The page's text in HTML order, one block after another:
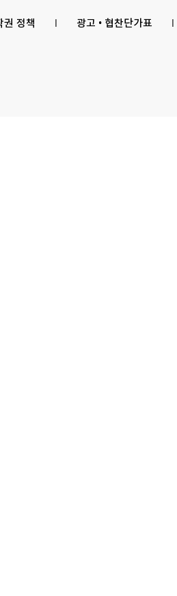
권 정책 l 광고 • 협찬단가표 l